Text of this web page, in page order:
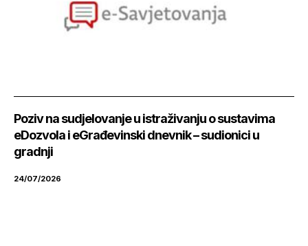
Poziv na sudjelovanje u istraživanju o sustavima
eDozvola i eGrađevinski dnevnik – sudionici u
gradnji
24/07/2026